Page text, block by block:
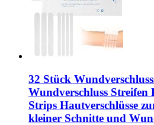
32 Stück
Wundverschluss
Strips Hautverschlüsse
kleiner Schnitte und